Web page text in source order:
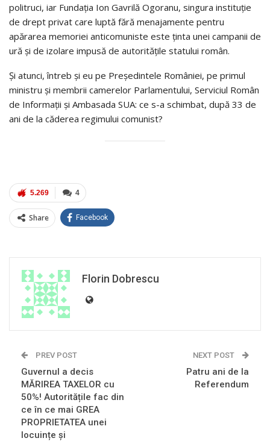
politruci, iar Fundația Ion Gavrilă Ogoranu, singura instituție
de drept privat care luptă fără menajamente pentru
apărarea memoriei anticomuniste este ținta unei campanii de
ură și de izolare impusă de autoritățile statului român.
Și atunci, întreb și eu pe Președintele României, pe primul
ministru și membrii camerelor Parlamentului, Serviciul Român
de Informații și Ambasada SUA: ce s-a schimbat, după 33 de
ani de la căderea regimului comunist?
4
5.269
Share Facebook
Florin Dobrescu
PREV POST
Guvernul a decis
MĂRIREA TAXELOR cu
50%! Autoritățile fac din
ce în ce mai GREA
PROPRIETATEA unei
locuințe și
NEXT POST
Patru ani de la
Referendum